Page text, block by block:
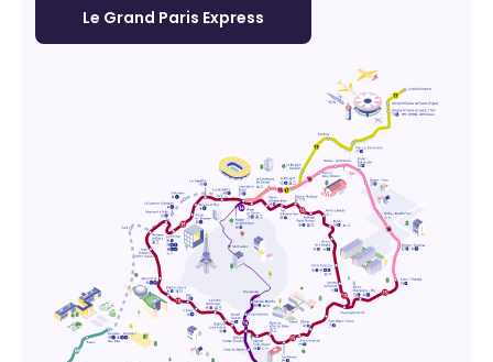
Le Grand Paris Express